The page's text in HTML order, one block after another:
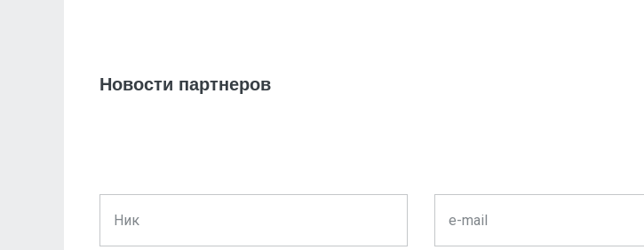
Новости партнеров